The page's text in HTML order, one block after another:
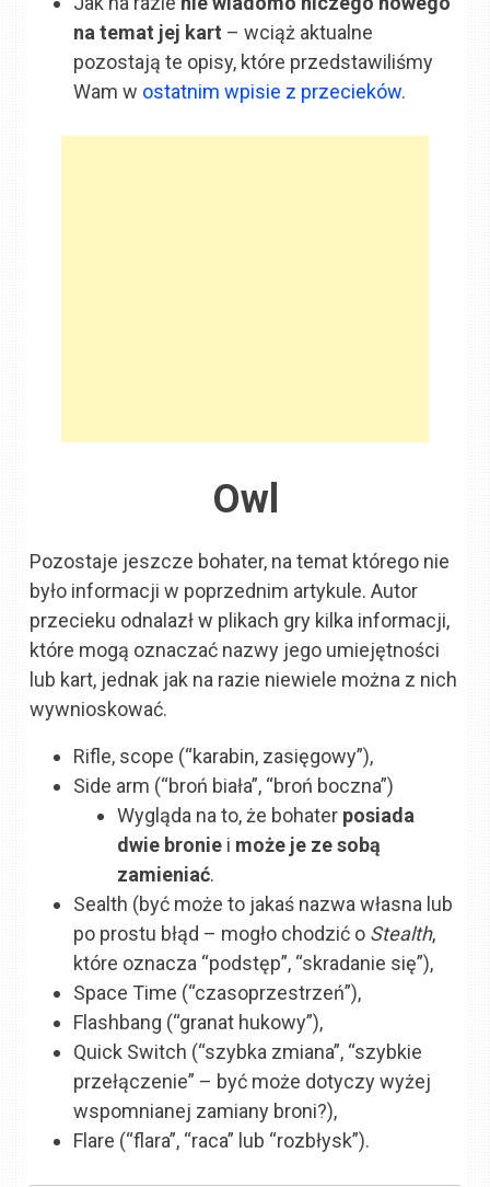
na temat jej kart – wciąż aktualne
pozostają te opisy, które przedstawiliśmy
Wam w ostatnim wpisie z przecieków.
Owl
Pozostaje jeszcze bohater, na temat którego nie
było informacji w poprzednim artykule. Autor
przecieku odnalazł w plikach gry kilka informacji,
które mogą oznaczać nazwy jego umiejętności
lub kart, jednak jak na razie niewiele można z nich
wywnioskować.
Rifle, scope (“karabin, zasięgowy”),
Side arm (“broń biała”, “broń boczna”)
Wygląda na to, że bohater posiada
dwie bronie i może je ze sobą
zamieniać.
Sealth (być może to jakaś nazwa własna lub
po prostu błąd – mogło chodzić o Stealth,
które oznacza “podstęp”, “skradanie się”),
Space Time (“czasoprzestrzeń”),
Flashbang (“granat hukowy”),
Quick Switch (“szybka zmiana”, “szybkie
przełączenie” – być może dotyczy wyżej
wspomnianej zamiany broni?),
Flare (“flara”, “raca” lub “rozbłysk”).